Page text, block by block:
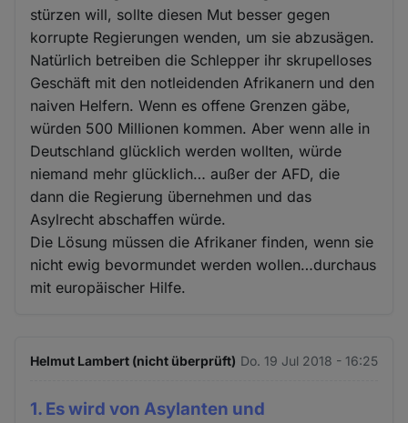
stürzen will, sollte diesen Mut besser gegen
korrupte Regierungen wenden, um sie abzusägen.
Natürlich betreiben die Schlepper ihr skrupelloses
Geschäft mit den notleidenden Afrikanern und den
naiven Helfern. Wenn es offene Grenzen gäbe,
würden 500 Millionen kommen. Aber wenn alle in
Deutschland glücklich werden wollten, würde
niemand mehr glücklich… außer der AFD, die
dann die Regierung übernehmen und das
Asylrecht abschaffen würde.
Die Lösung müssen die Afrikaner finden, wenn sie
nicht ewig bevormundet werden wollen…durchaus
mit europäischer Hilfe.
Helmut Lambert (nicht überprüft) Do. 19 Jul 2018 - 16:25
1. Es wird von Asylanten und